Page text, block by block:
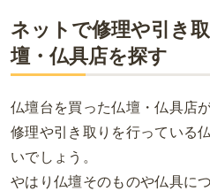
ネットで修理や引き
壇・仏具店を探す
仏壇台を買った仏壇・仏具店
修理や引き取りを行っている
いでしょう。
やはり仏壇そのものや仏具に